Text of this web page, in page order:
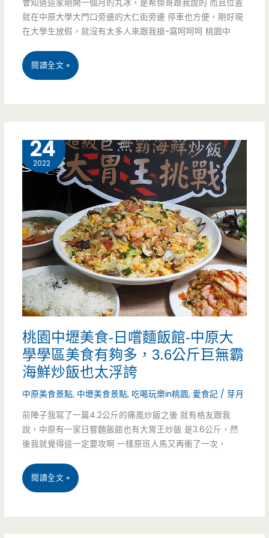
原
中
學
新
鍋
店，
不
用
元
就
可
以
吃
飽
會知道這家剛開一個月的丸冰，是希傑哥跟我說的 而且位置
就在中原大學大門口旁邊的大仁街旁邊 停車也方便，剛好現
在大學生放假，就沒有太多人來跟我搶~窩呵呵呵 桃園中
桃
美
冰-
中
原
大
學
旁
溫
店
火
閱讀全文 »
24
2022
桃園中壢美食-日嚐麵飯館-中原大
學學區美食有夠多，3.6公斤巨無霸
海鮮炒飯也太浮誇
中原美食景點, 中壢美食景點, 吃喝玩樂in桃園, 愛食記 /芽月
前陣子我寫了一篇4.2公斤的痛風炒飯之後 就有格友跟我
說，中原有一家日嘗麵飯館也有大胃王炒飯 是3.6公斤，然
後我就覺得這一定要攻啊 一樣原班人馬又再衝了一次，
桃
閱讀全文 »